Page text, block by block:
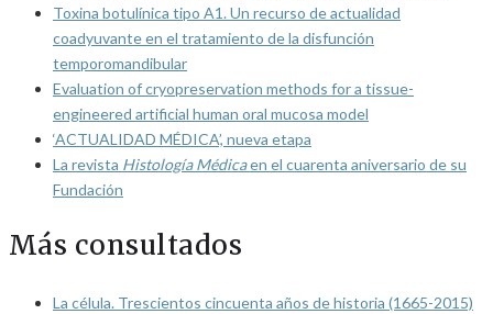
Toxina botulínica tipo A1. Un recurso de actualidad
coadyuvante en el tratamiento de la disfunción
temporomandibular
Evaluation of cryopreservation methods for a tissue-
engineered artificial human oral mucosa model
‘ACTUALIDAD MÉDICA’, nueva etapa
La revista Histología Médicaen el cuarenta aniversario de su
Fundación
Más consultados
La célula. Trescientos cincuenta años de historia (1665-2015)